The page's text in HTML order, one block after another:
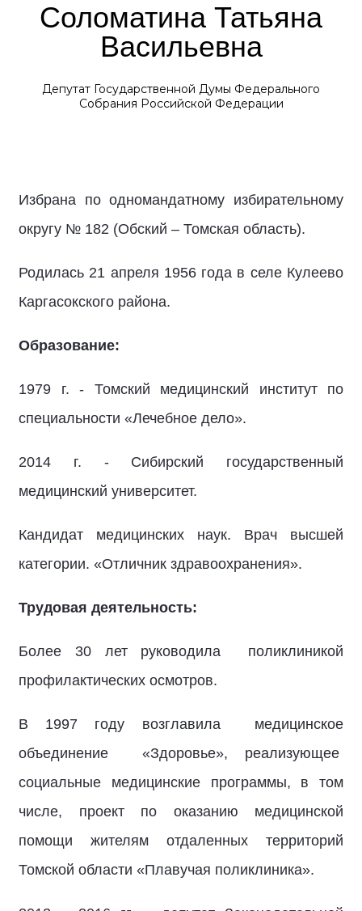
Соломатина Татьяна
Васильевна
Депутат Государственной Думы Федерального
Собрания Российской Федерации
Избрана по одномандатному избирательному
округу № 182 (Обский – Томская область).
Родилась 21 апреля 1956 года в селе Кулеево
Каргасокского района.
Образование:
1979 г. - Томский медицинский институт по
специальности «Лечебное дело».
2014 г. - Сибирский государственный
медицинский университет.
Кандидат медицинских наук. Врач высшей
категории. «Отличник здравоохранения».
Трудовая деятельность:
Более 30 лет руководила поликлиникой
профилактических осмотров.
В 1997 году возглавила медицинское
объединение «Здоровье», реализующее
социальные медицинские программы, в том
числе, проект по оказанию медицинской
помощи жителям отдаленных территорий
Томской области «Плавучая поликлиника».